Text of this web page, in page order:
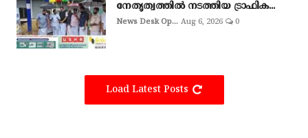
നേതൃത്വത്തിൽ നടത്തിയ ട്രാഫിക...
News Desk Op... Aug 6, 2026 0
Load Latest Posts